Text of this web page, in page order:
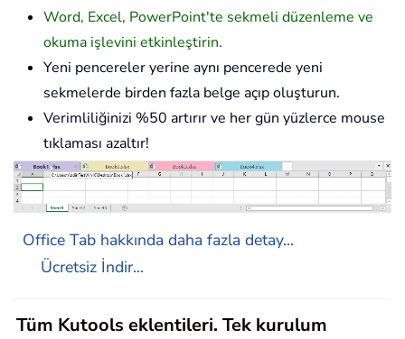
Word, Excel, PowerPoint'te sekmeli düzenleme ve
okuma işlevini etkinleştirin.
Yeni pencereler yerine aynı pencerede yeni
sekmelerde birden fazla belge açıp oluşturun.
Verimliliğinizi %50 artırır ve her gün yüzlerce mouse
tıklaması azaltır!
Office Tab hakkında daha fazla detay...
Ücretsiz İndir...
Tüm Kutools eklentileri. Tek kurulum